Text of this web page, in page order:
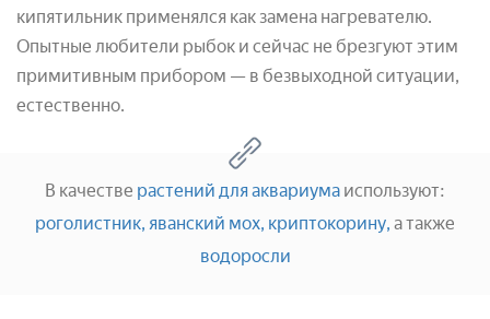
кипятильник применялся как замена нагревателю.
Опытные любители рыбок и сейчас не брезгуют этим
примитивным прибором — в безвыходной ситуации,
естественно.
В качестве растений для аквариума используют:
роголистник, яванский мох, криптокорину, а также
водоросли